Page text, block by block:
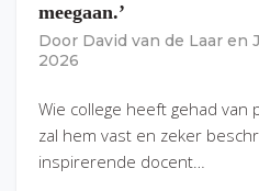
meegaan.’
Door David van de Laar en
2026
Wie college heeft gehad van
zal hem vast en zeker
inspirerende docent…